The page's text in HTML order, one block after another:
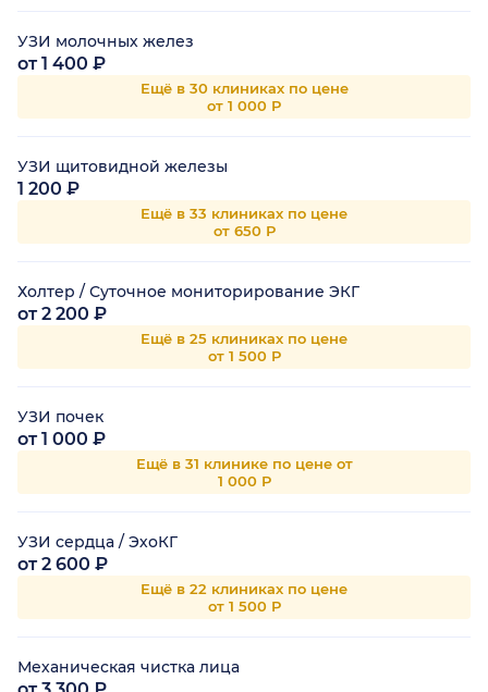
УЗИ молочных желез
от 1 400 ₽
Ещё в 30 клиниках по цене
от 1 000 Р
УЗИ щитовидной железы
1 200 ₽
Ещё в 33 клиниках по цене
от 650 Р
Холтер / Суточное мониторирование ЭКГ
от 2 200 ₽
Ещё в 25 клиниках по цене
от 1 500 Р
УЗИ почек
от 1 000 ₽
Ещё в 31 клинике по цене от
1 000 Р
УЗИ сердца / ЭхоКГ
от 2 600 ₽
Ещё в 22 клиниках по цене
от 1 500 Р
Механическая чистка лица